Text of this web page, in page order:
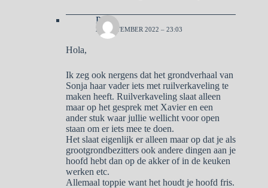
Pa
25 SEPTEMBER 2022 – 23:03
Hola,
Ik zeg ook nergens dat het grondverhaal van
Sonja haar vader iets met ruilverkaveling te
maken heeft. Ruilverkaveling slaat alleen
maar op het gesprek met Xavier en een
ander stuk waar jullie wellicht voor open
staan om er iets mee te doen.
Het slaat eigenlijk er alleen maar op dat je als
grootgrondbezitters ook andere dingen aan je
hoofd hebt dan op de akker of in de keuken
werken etc.
Allemaal toppie want het houdt je hoofd fris.